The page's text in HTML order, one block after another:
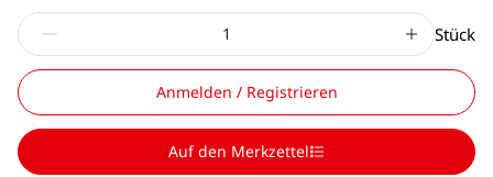
Stück
Anmelden / Registrieren
Auf den Merkzettel